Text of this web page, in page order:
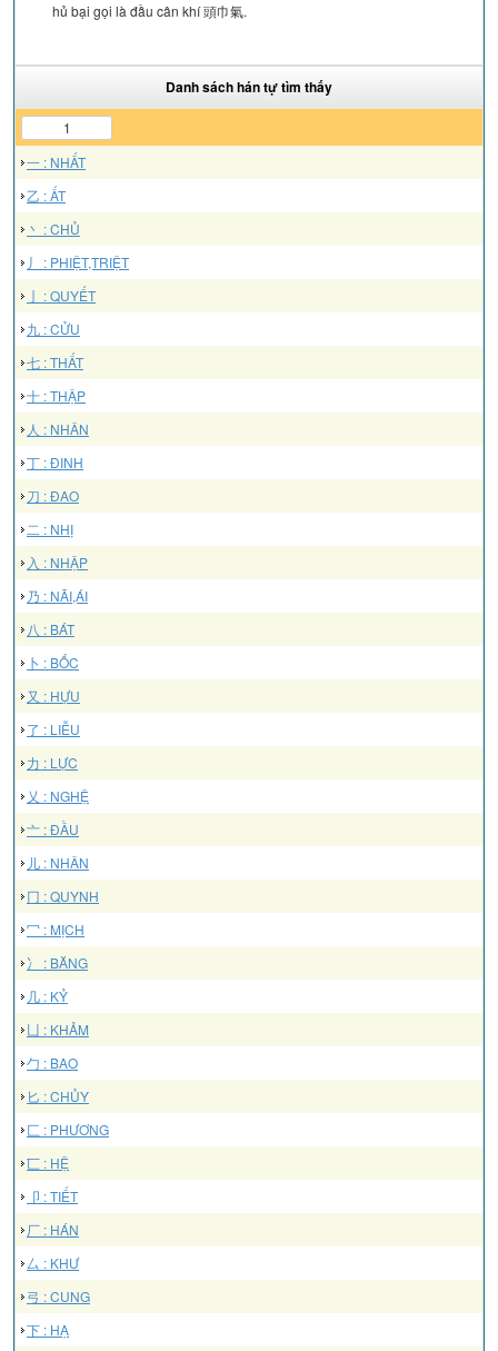
hủ bại gọi là đầu cân khí 頭巾氣.
Danh sách hán tự tìm thấy
1
一 : NHẤT
乙 : ẤT
丶 : CHỦ
丿 : PHIỆT,TRIỆT
亅 : QUYẾT
九 : CỬU
七 : THẤT
十 : THẬP
人 : NHÂN
丁 : ĐINH
刀 : ĐAO
二 : NHỊ
入 : NHẬP
乃 : NÃI,ÁI
八 : BÁT
卜 : BỐC
又 : HỰU
了 : LIỄU
力 : LỰC
乂 : NGHỆ
亠 : ĐẦU
儿 : NHÂN
冂 : QUYNH
冖 : MỊCH
冫 : BĂNG
几 : KỶ
凵 : KHẢM
勹 : BAO
匕 : CHỦY
匚 : PHƯƠNG
匸 : HỆ
卩 : TIẾT
厂 : HÁN
厶 : KHƯ
弓 : CUNG
下 : HẠ